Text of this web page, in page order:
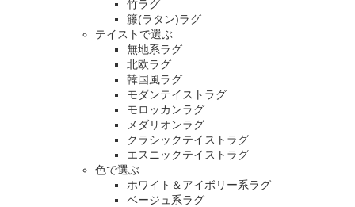
竹ラグ
籐(ラタン)ラグ
テイストで選ぶ
無地系ラグ
北欧ラグ
韓国風ラグ
モダンテイストラグ
モロッカンラグ
メダリオンラグ
クラシックテイストラグ
エスニックテイストラグ
色で選ぶ
ホワイト＆アイボリー系ラグ
ベージュ系ラグ